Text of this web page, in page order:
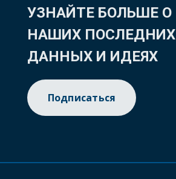
УЗНАЙТЕ БОЛЬШЕ О
НАШИХ ПОСЛЕДНИХ
ДАННЫХ И ИДЕЯХ
Подписаться